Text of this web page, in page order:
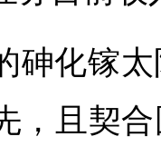
砷化镓
，且契